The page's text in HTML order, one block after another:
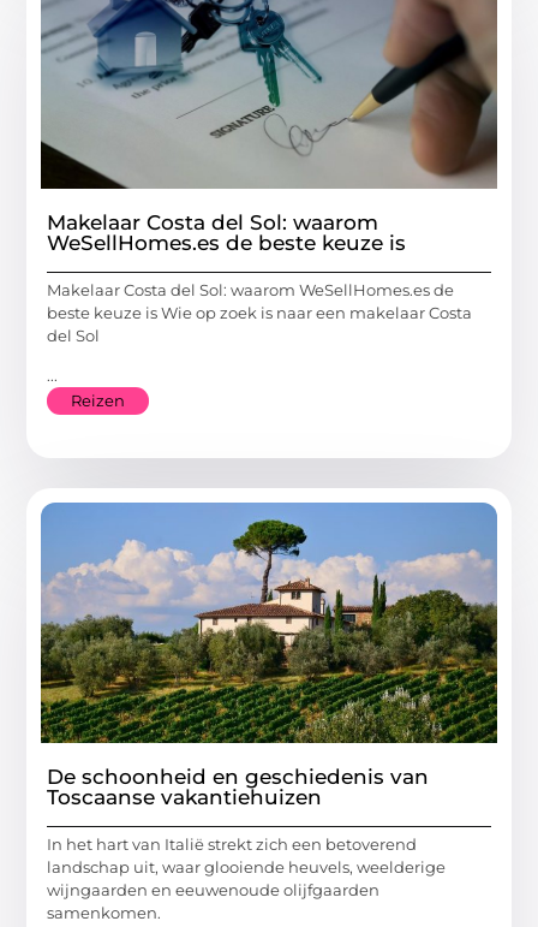
Makelaar Costa del Sol: waarom
WeSellHomes.es de beste keuze is
Makelaar Costa del Sol: waarom WeSellHomes.es de
beste keuze is Wie op zoek is naar een makelaar Costa
del Sol
...
Reizen
De schoonheid en geschiedenis van
Toscaanse vakantiehuizen
In het hart van Italië strekt zich een betoverend
landschap uit, waar glooiende heuvels, weelderige
wijngaarden en eeuwenoude olijfgaarden
samenkomen.